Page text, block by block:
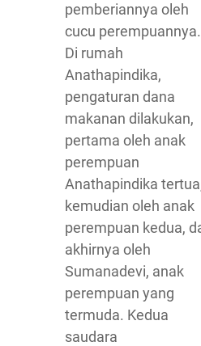
pemberiannya oleh
cucu perempuannya.
Di rumah
Anathapindika,
pengaturan dana
makanan dilakukan,
pertama oleh anak
perempuan
Anathapindika
kemudian oleh anak
perempuan kedua,
akhirnya oleh
Sumanadevi, anak
perempuan yang
termuda. Kedua
saudara